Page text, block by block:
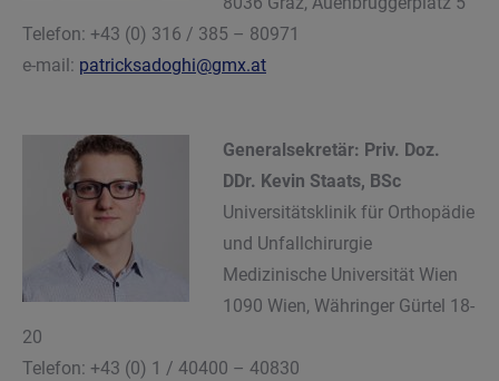
Telefon: +43 (0) 316 / 385 – 80971
e-mail: patricksadoghi@gmx.at
Generalsekretär: Priv. Doz.
DDr. Kevin Staats, BSc
Universitätsklinik für Orthopädie
und Unfallchirurgie
Medizinische Universität Wien
1090 Wien, Währinger Gürtel 18-
20
Telefon: +43 (0) 1 / 40400 – 40830